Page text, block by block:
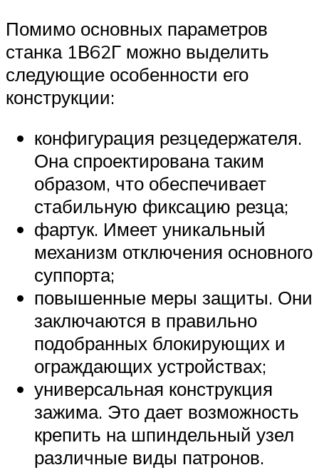
Помимо основных параметров
станка 1В62Г можно выделить
следующие особенности его
конструкции:
конфигурация резцедержателя.
Она спроектирована таким
образом, что обеспечивает
стабильную фиксацию резца;
фартук. Имеет уникальный
механизм отключения основного
суппорта;
повышенные меры защиты. Они
заключаются в правильно
подобранных блокирующих и
ограждающих устройствах;
универсальная конструкция
зажима. Это дает возможность
крепить на шпиндельный узел
различные виды патронов.